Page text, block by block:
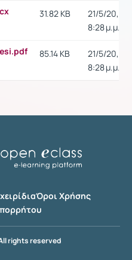
31.82 KB
21/5/20,
8:28 μ.μ.
85.14 KB
21/5/20,
8:28 μ.μ.
Όροι Χρήσης
rights reserved